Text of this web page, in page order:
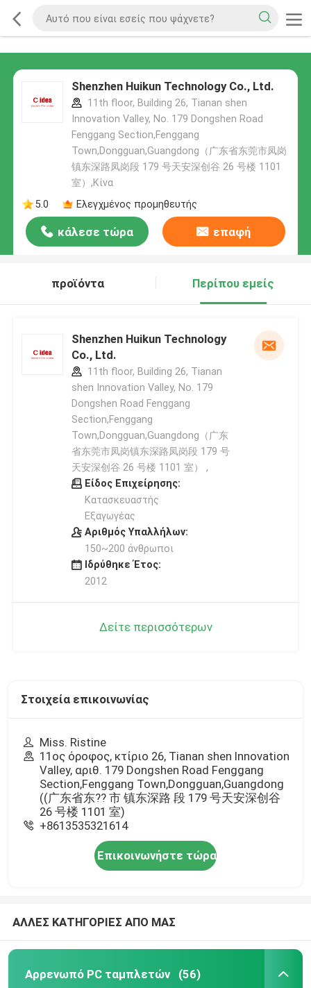
Shenzhen Huikun Technology Co., Ltd.
11th floor, Building 26, Tianan shen
Innovation Valley, No. 179 Dongshen Road
Fenggang Section,Fenggang
Town,Dongguan,Guangdong（广东省东莞市凤岗
镇东深路凤岗段 179 号天安深创谷 26 号楼 1101
室）,Κίνα
5.0
Ελεγχμένος προμηθευτής
κάλεσε τώρα επαφή
προϊόντα Περίπου εμείς
Shenzhen Huikun Technology
Co., Ltd.
11th floor, Building 26, Tianan
shen Innovation Valley, No. 179
Dongshen Road Fenggang
Section,Fenggang
Town,Dongguan,Guangdong（广东
省东莞市凤岗镇东深路凤岗段 179 号
天安深创谷 26 号楼 1101 室） ,
Είδος Επιχείρησης:
Κατασκευαστής
Εξαγωγέας
Αριθμός Υπαλλήλων:
150~200 άνθρωποι
Ιδρύθηκε Έτος:
2012
Δείτε περισσότερων
Στοιχεία επικοινωνίας
Miss. Ristine
11ος όροφος, κτίριο 26, Tianan shen Innovation
Valley, αριθ. 179 Dongshen Road Fenggang
Section,Fenggang Town,Dongguan,Guangdong
((广东省东?? 市 镇东深路 段 179 号天安深创谷
26 号楼 1101 室)
+8613535321614
Επικοινωνήστε τώρα
ΑΛΛΕΣ ΚΑΤΗΓΟΡΙΕΣ ΑΠΟ ΜΑΣ
Αρρενωπό PC ταμπλετών (56)